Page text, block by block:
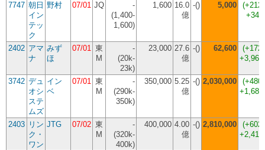
7747 朝日
イン
テッ
ク
野村 07/01 JQ
-
(1,400-
1,600)
1,600 16.0
億
-() 5,000 (
2402 アマ
ナ
みず
ほ
07/01 東
M
-
(20k-
23k)
23,000 27.6
億
-() 62,600 (
3742 デュ
オシ
ステ
ムズ
イン
ベ
07/01 東
M
-
(290k-
350k)
350,000 5.25
億
-() 2,030,000 (
2403 リン
ク・
ワン
JTG 07/02 東
M
-
(320k-
400k)
400,000 4.00
億
-() 2,810,000 (